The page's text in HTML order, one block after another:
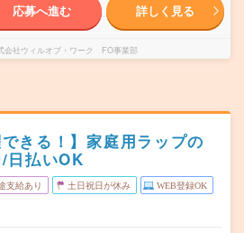
応募へ進む 詳しく見る
会社ウィルオブ・ワーク FO事業部
できる！】家庭用ラップの
日払いOK
支給あり 土日祝日が休み WEB登録OK